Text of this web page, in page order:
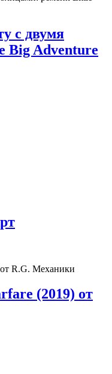
с двумя
Big Adventure
(2019) от